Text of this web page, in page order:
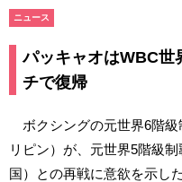
ニュース
パッキャオはWBC世
チで復帰
ボクシングの元世界6階級
リピン）が、元世界5階級
国）との再戦に意欲を示し